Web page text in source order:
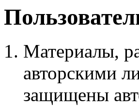
Материалы,
авторскими
защищены